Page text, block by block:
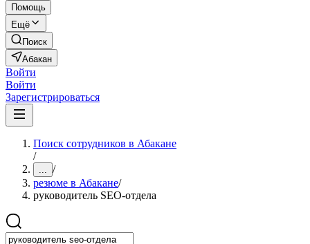
Помощь
Ещё
Поиск
Абакан
Войти
Войти
Зарегистрироваться
Поиск сотрудников в Абакане
/
... /
резюме в Абакане/
руководитель SEO-отдела